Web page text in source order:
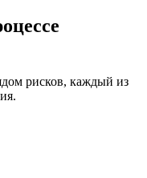
рисков, каждый из